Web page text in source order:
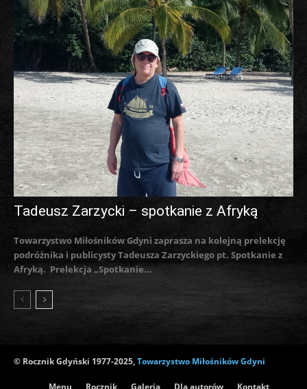
Tadeusz Zarzycki – spotkanie z Afryką
Towarzystwo Miłośników Gdyni zaprasza na kolejną prelekcję
podróżnika i publicysty Tadeusza Zarzyckiego pt. Spotkanie z
Afryką. Prelekcja „Spotkanie...
© Rocznik Gdyński 1977-2025,Towarzystwo Miłośników Gdyni
Menu Rocznik Galeria Dla autorów Kontakt